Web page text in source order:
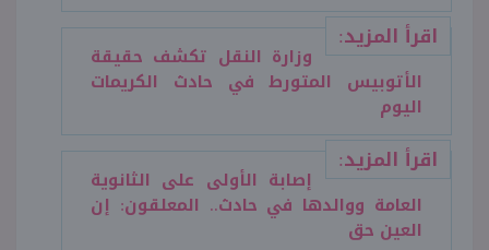
اقرأ المزيد:
وزارة النقل تكشف حقيقة
الأتوبيس المتورط في حادث الكريمات
اليوم
اقرأ المزيد:
إصابة الأولى على الثانوية
العامة ووالدها في حادث.. المعلقون: إن
العين حق